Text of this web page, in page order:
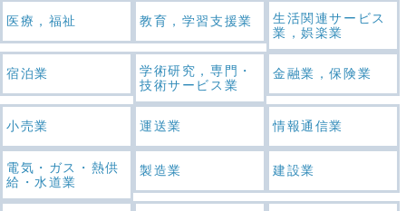
医療，福祉 教育，学習支援業
生活関連サービス
業，娯楽業
宿泊業
学術研究，専門・
技術サービス業
金融業，保険業
小売業 運送業 情報通信業
電気・ガス・熱供
給・水道業
製造業 建設業